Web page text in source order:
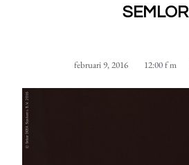
SEMLOR
februari 9, 2016 12:00 f m